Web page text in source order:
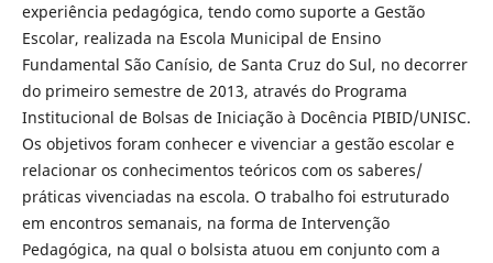
experiência pedagógica, tendo como suporte a Gestão
Escolar, realizada na Escola Municipal de Ensino
Fundamental São Canísio, de Santa Cruz do Sul, no decorrer
do primeiro semestre de 2013, através do Programa
Institucional de Bolsas de Iniciação à Docência PIBID/UNISC.
Os objetivos foram conhecer e vivenciar a gestão escolar e
relacionar os conhecimentos teóricos com os saberes/
práticas vivenciadas na escola. O trabalho foi estruturado
em encontros semanais, na forma de Intervenção
Pedagógica, na qual o bolsista atuou em conjunto com a